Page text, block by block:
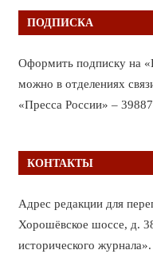
ПОДПИСКА
Оформить подписку на
можно в отделениях
«Пресса России» –
КОНТАКТЫ
Адрес редакции для
Хорошёвское шоссе, д.
исторического